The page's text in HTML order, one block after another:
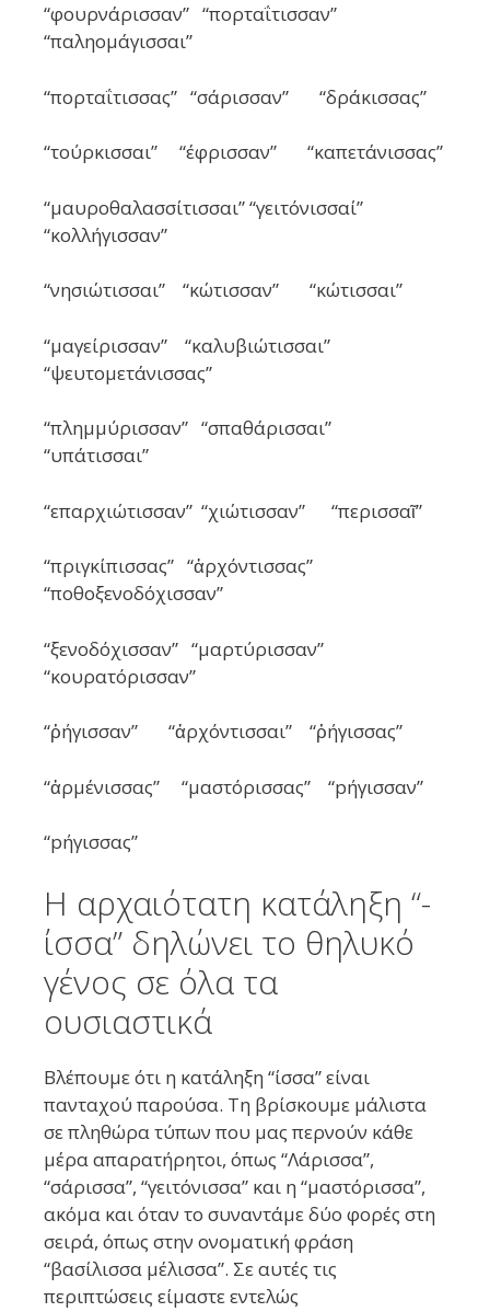
“φουρνάρισσαν” “πορταΐτισσαν”
“παληομάγισσαι”
“πορταΐτισσας” “σάρισσαν” “δράκισσας”
“τούρκισσαι” “έφρισσαν” “καπετάνισσας”
“μαυροθαλασσίτισσαι” “γειτόνισσαί”
“κολλήγισσαν”
“νησιώτισσαι” “κώτισσαν” “κώτισσαι”
“μαγείρισσαν” “καλυβιώτισσαι”
“ψευτομετάνισσας”
“πλημμύρισσαν” “σπαθάρισσαι”
“υπάτισσαι”
“επαρχιώτισσαν” “χιώτισσαν” “περισσαῖ”
“πριγκίπισσας” “ἀρχόντισσας”
“ποθοξενοδόχισσαν”
“ξενοδόχισσαν” “μαρτύρισσαν”
“κουρατόρισσαν”
“ῥήγισσαν” “ἀρχόντισσαι” “ῥήγισσας”
“ἀρμένισσας” “μαστόρισσας” “pήγισσαν”
“pήγισσας”
Η αρχαιότατη κατάληξη “-
ίσσα” δηλώνει το θηλυκό
γένος σε όλα τα
ουσιαστικά
Βλέπουμε ότι η κατάληξη “ίσσα” είναι
πανταχού παρούσα. Τη βρίσκουμε μάλιστα
σε πληθώρα τύπων που μας περνούν κάθε
μέρα απαρατήρητοι, όπως “Λάρισσα”,
“σάρισσα”, “γειτόνισσα” και η “μαστόρισσα”,
ακόμα και όταν το συναντάμε δύο φορές στη
σειρά, όπως στην ονοματική φράση
“βασίλισσα μέλισσα”. Σε αυτές τις
περιπτώσεις είμαστε εντελώς